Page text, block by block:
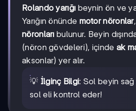
Rolando yarığı beynin ön ve
Yarığın önünde motor nöronlar
nöronları bulunur. Beyin
(nöron gövdeleri), içinde ak
aksonlar) yer alır.
💡 İlginç Bilgi: Sol beyin
sol eli kontrol eder!